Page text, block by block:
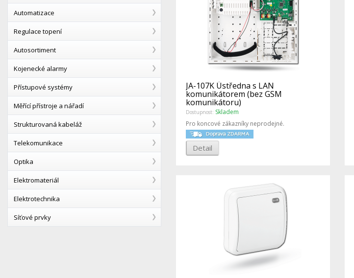
Automatizace
Regulace topení
Autosortiment
Kojenecké alarmy
Přístupové systémy
Měřící přístroje a nářadí
Strukturovaná kabeláž
Telekomunikace
Optika
Elektromateriál
Elektrotechnika
Síťové prvky
JA-107K Ústředna s LAN
komunikátorem (bez GSM
komunikátoru)
Dostupnost: Skladem
Pro koncové zákazníky neprodejné.
Detail